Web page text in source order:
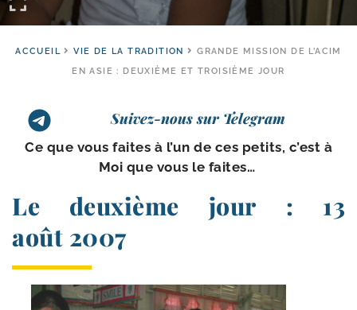
ACCUEIL VIE DE LA TRADITION
GRANDE MISSION DE L’ACIM
EN ASIE : DEUXIÈME ET TROISIÈME JOUR
Suivez-nous sur Telegram
Ce que vous faites à l’un de ces petits, c’est à
Moi que vous le faites…
Le deuxième jour : 13
août 2007